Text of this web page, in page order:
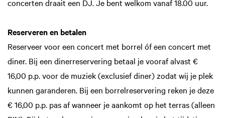
concerten draait een DJ. Je bent welkom vanaf 18.00 uur.
Reserveren en betalen
Reserveer voor een concert met borrel óf een concert met
diner. Bij een dinerreservering betaal je vooraf alvast €
16,00 p.p. voor de muziek (exclusief diner) zodat wij je plek
kunnen garanderen. Bij een borrelreservering reken je deze
€ 16,00 p.p. pas af wanneer je aankomt op het terras (alleen